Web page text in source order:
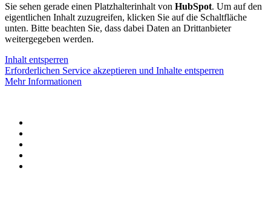
Sie sehen gerade einen Platzhalterinhalt von HubSpot. Um auf den
eigentlichen Inhalt zuzugreifen, klicken Sie auf die Schaltfläche
unten. Bitte beachten Sie, dass dabei Daten an Drittanbieter
weitergegeben werden.
Inhalt entsperren
Erforderlichen Service akzeptieren und Inhalte entsperren
Mehr Informationen